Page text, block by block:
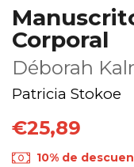
Corporal
Déborah
Patricia Stokoe
€25,89
10% de